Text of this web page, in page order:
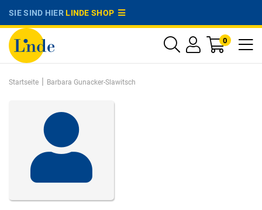
SIE SIND HIERLINDE SHOP
0
Startseite | Barbara Gunacker-Slawitsch